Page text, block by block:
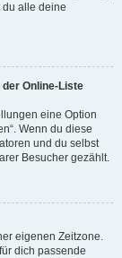
du alle deine
Online-Liste
eine Option
Wenn du diese
und du selbst
Besucher gezählt.
eigenen Zeitzone.
dich passende